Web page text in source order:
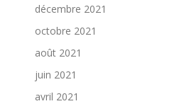
décembre 2021
octobre 2021
août 2021
juin 2021
avril 2021